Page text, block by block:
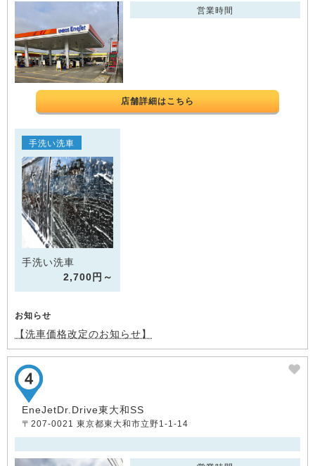
営業時間
店舗詳細はこちら
手洗い洗車
手洗い洗車
2,700円～
お知らせ
【洗車価格改定のお知らせ】
EneJetDr.Drive東大和SS
〒207-0021 東京都東大和市立野1-1-14